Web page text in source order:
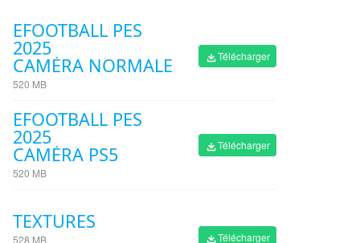
EFOOTBALL PES
2025
CAMÉRA NORMALE
520 MB
Télécharger
EFOOTBALL PES
2025
CAMÉRA PS5
520 MB
Télécharger
TEXTURES
528 MB
Télécharger